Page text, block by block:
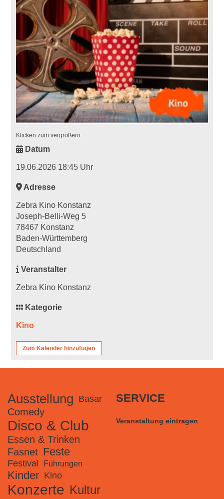
Klicken zum vergrößern
Datum
19.06.2026 18:45 Uhr
Adresse
Zebra Kino Konstanz
Joseph-Belli-Weg 5
78467 Konstanz
Baden-Württemberg
Deutschland
Veranstalter
Zebra Kino Konstanz
Kategorie
Kino
Zum Kalender hinzufügen
Ausstellung Basar
Comedy
Disco & Club
Essen & Trinken
Fasnet Feste
Festival Führungen
Kinder Kino
Konzerte Kultur
SERVICE
Veranstaltung eintragen